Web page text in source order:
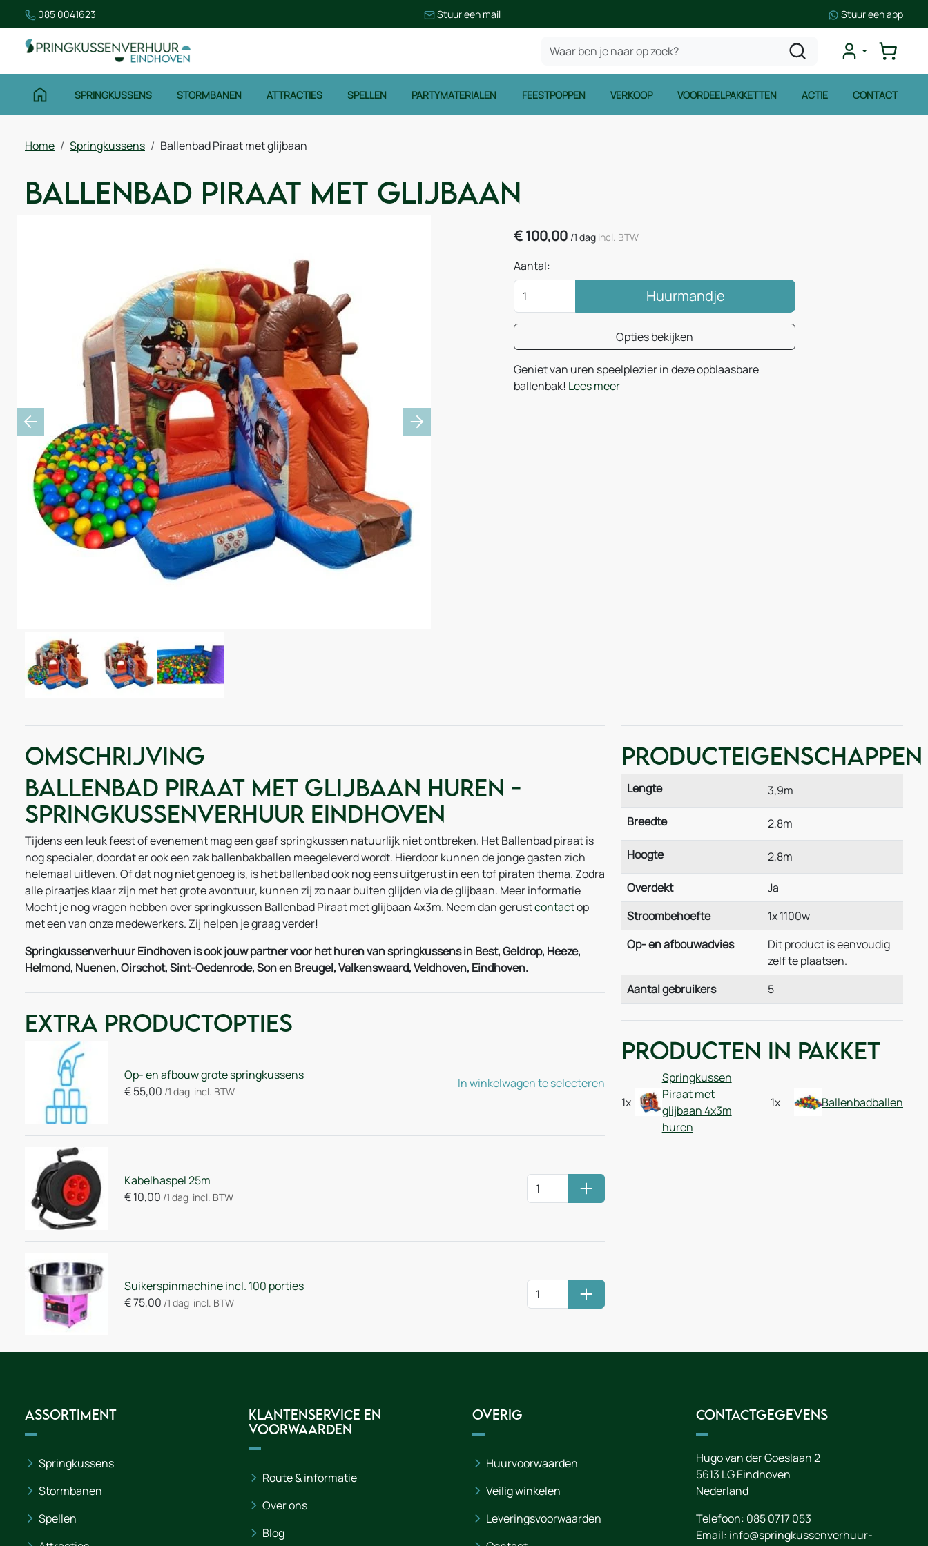
085 0041623 Stuur een mail Stuur een app
SPRINGKUSSENS STORMBANEN ATTRACTIES SPELLEN PARTYMATERIALEN FEESTPOPPEN VERKOOP VOORDEELPAKKETTEN ACTIE CONTACT
Home Springkussens Ballenbad Piraat met glijbaan
Ballenbad Piraat met glijbaan
Previous Next
€100,00 /1 dag incl. BTW
Aantal:
Huurmandje
Opties bekijken
Geniet van uren speelplezier in deze opblaasbare
ballenbak! Lees meer
Omschrijving
Ballenbad Piraat met glijbaan huren -
Springkussenverhuur Eindhoven
Tijdens een leuk feest of evenement mag een gaaf springkussen natuurlijk niet ontbreken. Het Ballenbad piraat is
nog specialer, doordat er ook een zak ballenbakballen meegeleverd wordt. Hierdoor kunnen de jonge gasten zich
helemaal uitleven. Of dat nog niet genoeg is, is het ballenbad ook nog eens uitgerust in een tof piraten thema. Zodra
alle piraatjes klaar zijn met het grote avontuur, kunnen zij zo naar buiten glijden via de glijbaan. Meer informatie
Mocht je nog vragen hebben over springkussen Ballenbad Piraat met glijbaan 4x3m. Neem dan gerustcontactop
met een van onze medewerkers. Zij helpen je graag verder!
Springkussenverhuur Eindhoven is ook jouw partner voor het huren van springkussens in Best, Geldrop, Heeze,
Helmond, Nuenen, Oirschot, Sint-Oedenrode, Son en Breugel, Valkenswaard, Veldhoven, Eindhoven.
Extra Productopties
Op- en afbouw grote springkussens
€55,00 /1 dag incl. BTW
In winkelwagen te selecteren
Kabelhaspel 25m
€10,00 /1 dag incl. BTW Huurmandje
Suikerspinmachine incl. 100 porties
€75,00 /1 dag incl. BTW Huurmandje
Producteigenschappen
Lengte 3,9m
Breedte 2,8m
Hoogte 2,8m
Overdekt
Ja
Stroombehoefte
1x 1100w
Op- en afbouwadvies
Dit product is eenvoudig
zelf te plaatsen.
Aantal gebruikers
5
Producten in pakket
1x
Springkussen
Piraat met
glijbaan 4x3m
huren
1x Ballenbadballen
Assortiment
Springkussens
Stormbanen
Spellen
Klantenservice en
voorwaarden
Route & informatie
Over ons
Blog
Overig
Huurvoorwaarden
Veilig winkelen
Leveringsvoorwaarden
Contactgegevens
Hugo van der Goeslaan 2
5613 LGEindhoven
Nederland
Telefoon: 085 0717 053
Email: info@springkussenverhuur-